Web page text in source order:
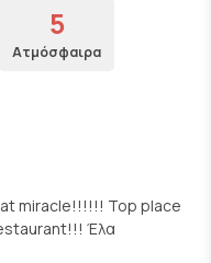
5
Ατμόσφαιρα
miracle!!!!!! Top place
Έλα